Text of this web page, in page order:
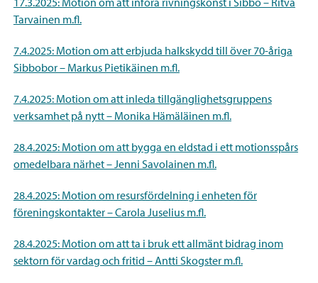
Tarvainen m.fl.
7.4.2025: Motion om att erbjuda halkskydd till över 70-åriga
Sibbobor – Markus Pietikäinen m.fl.
7.4.2025: Motion om att inleda tillgänglighetsgruppens
verksamhet på nytt – Monika Hämäläinen m.fl.
28.4.2025: Motion om att bygga en eldstad i ett motionsspårs
omedelbara närhet – Jenni Savolainen m.fl.
28.4.2025: Motion om resursfördelning i enheten för
föreningskontakter – Carola Juselius m.fl.
28.4.2025: Motion om att ta i bruk ett allmänt bidrag inom
sektorn för vardag och fritid – Antti Skogster m.fl.